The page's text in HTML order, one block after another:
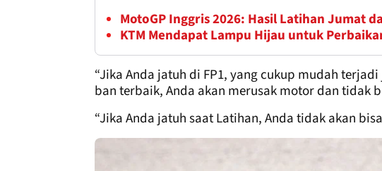
MotoGP Inggris 2026: Hasil Latihan Jumat
KTM Mendapat Lampu Hijau untuk
“Jika Anda jatuh di FP1, yang cukup mudah
ban terbaik, Anda akan merusak motor dan tidak
“Jika Anda jatuh saat Latihan, Anda tidak akan